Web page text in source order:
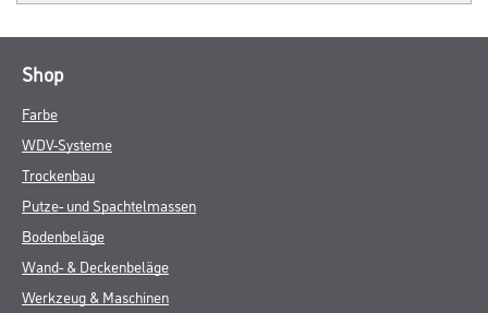
Shop
Farbe
WDV-Systeme
Trockenbau
Putze- und Spachtelmassen
Bodenbeläge
Wand- & Deckenbeläge
Werkzeug & Maschinen